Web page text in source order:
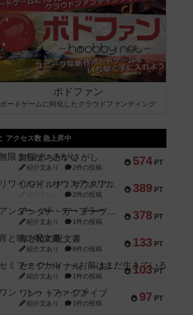
ボドファン
ボードゲームに特化したクラウドファンディング
アクセス数 急上昇中
574 PT
無限まちがいさがし
紹介文あり 2件の投稿
389 PT
リワイルド：サウスアメリカ
2件の投稿
378 PT
アンダー・ザ・テーブラー
紹介文あり 1件の投稿
133 PT
宵と暁の呪文書
紹介文あり 8件の投稿
103 PT
セミファイナル ～お前はまだ生きている～
紹介文あり 1件の投稿
97 PT
ワン・トゥ・ファイブ
紹介文あり 1件の投稿